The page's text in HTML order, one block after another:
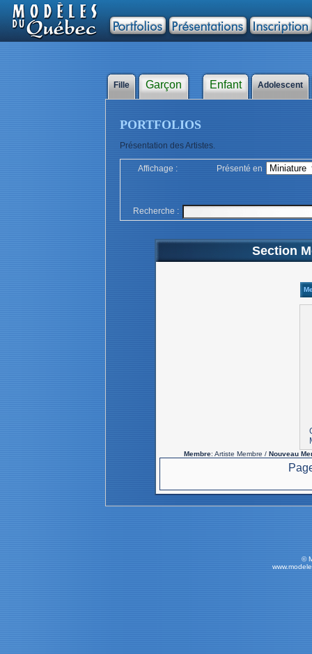
Fille Garçon Enfant Adolescent
PORTFOLIOS
Présentation des Artistes.
Affichage : Présenté en
Recherche :
Section
Membre: Artiste Membre / Nouveau
©